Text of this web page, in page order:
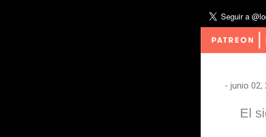
- junio 02,
El